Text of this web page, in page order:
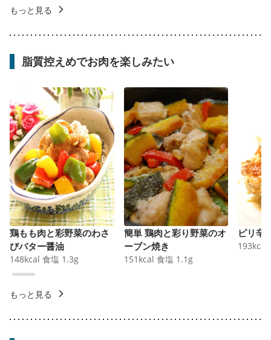
もっと見る
脂質控えめでお肉を楽しみたい
鶏もも肉と彩野菜のわさ
びバター醤油
148kcal 食塩 1.3g
簡単 鶏肉と彩り野菜のオ
ーブン焼き
151 kcal 食塩 1.1 g
ピリ辛
193kcal
もっと見る